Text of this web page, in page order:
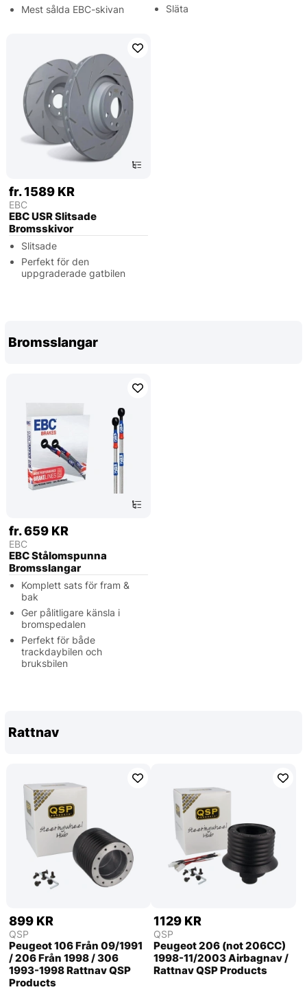
Mest sålda EBC-skivan
Släta
fr. 1589 KR
EBC
EBC USR Slitsade
Bromsskivor
Slitsade
Perfekt för den
uppgraderade gatbilen
Bromsslangar
fr. 659 KR
EBC
EBC Stålomspunna
Bromsslangar
Komplett sats för fram &
bak
Ger pålitligare känsla i
bromspedalen
Perfekt för både
trackdaybilen och
bruksbilen
Rattnav
899 KR
QSP
Peugeot 106 Från 09/1991
/ 206 Från 1998 / 306
1993-1998 Rattnav QSP
Products
1129 KR
QSP
Peugeot 206 (not 206CC)
1998-11/2003 Airbagnav /
Rattnav QSP Products